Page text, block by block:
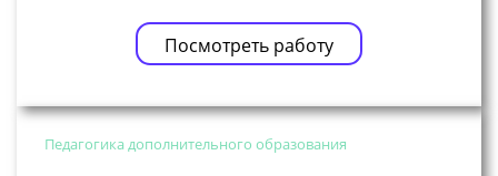
Посмотреть работу
Педагогика дополнительного образования